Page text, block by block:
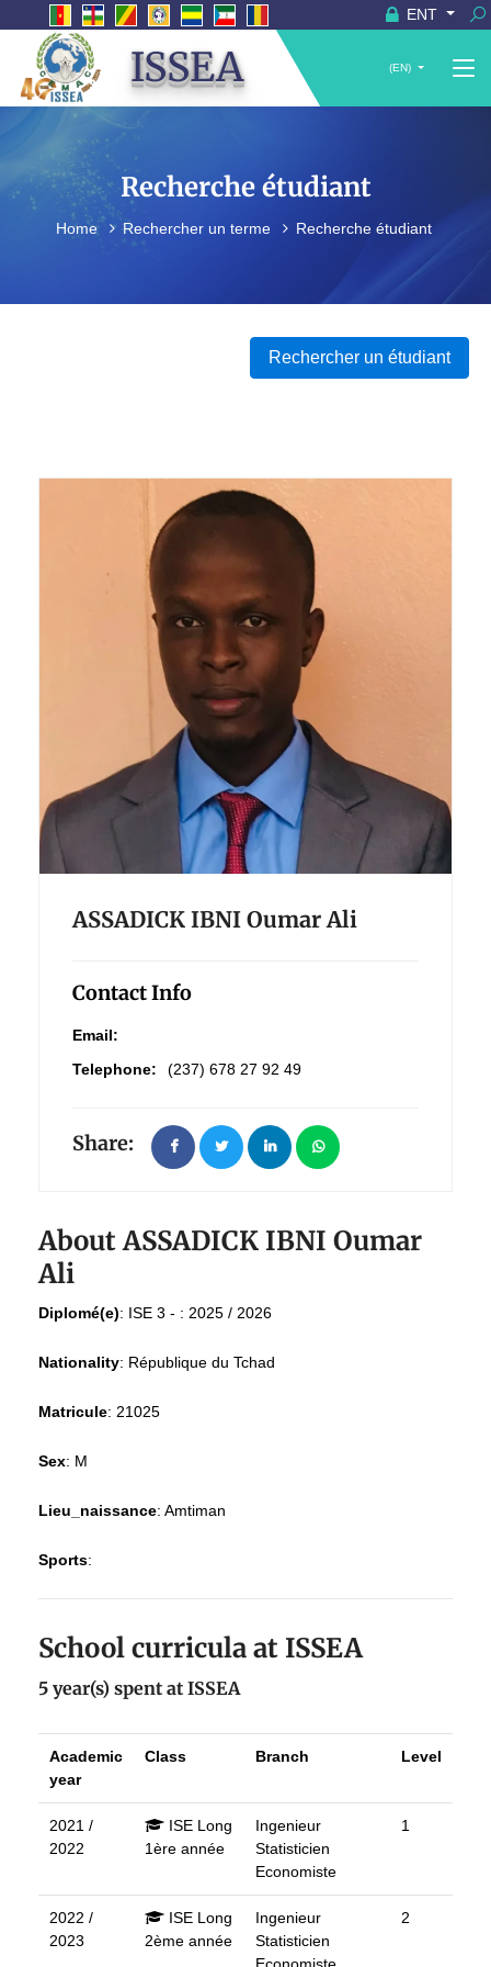
ENT
ISSEA (EN)
Recherche étudiant
Home Rechercher un terme Recherche étudiant
Rechercher un étudiant
ASSADICK IBNI Oumar Ali
Contact Info
Email:
Telephone:
(237) 678 27 92 49
Share:
About ASSADICK IBNI Oumar
Ali
Diplomé(e): ISE 3 - : 2025 / 2026
Nationality: République du Tchad
Matricule: 21025
Sex: M
Lieu_naissance: Amtiman
Sports:
School curricula at ISSEA
5 year(s) spent at ISSEA
Academic
year
Class Branch Level
2021 /
2022
ISE Long
1ère année
Ingenieur
Statisticien
Economiste
1
2022 /
2023
ISE Long
2ème année
Ingenieur
Statisticien
2